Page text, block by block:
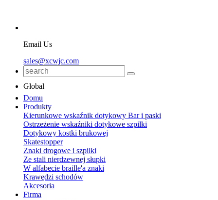
Email Us
sales@xcwjc.com
Global
Domu
Produkty
Kierunkowe wskaźnik dotykowy Bar i paski
Ostrzeżenie wskaźniki dotykowe szpilki
Dotykowy kostki brukowej
Skatestopper
Znaki drogowe i szpilki
Ze stali nierdzewnej słupki
W alfabecie braille'a znaki
Krawędzi schodów
Akcesoria
Firma